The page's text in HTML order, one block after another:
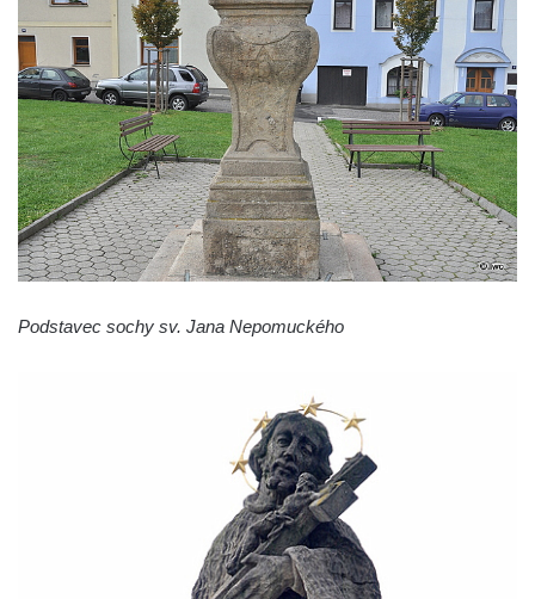
Velešíně
Pomník J. V. Kamarýta v Krumlovské ulici ve
Velešíně
Pamětní deska arcibiskupa Micara ve
vstupu do poutního místa Římov
Plastika Koule v Gutenbergově ulici v
Liberci
Pamětní deska Vojtěcha Kocmicha na
domě čp. 37 v ulici Betlém v Římově
Pomník na paměť zrušení roboty v Plavu
Pamětní deska Johanna Nepomuka
Fischera na domě čp. 5/16 na třídě 9.
Pamětní deska Johanna Neumanna
severně od Tokáně
Podstavec sochy sv. Jana Nepomuckého